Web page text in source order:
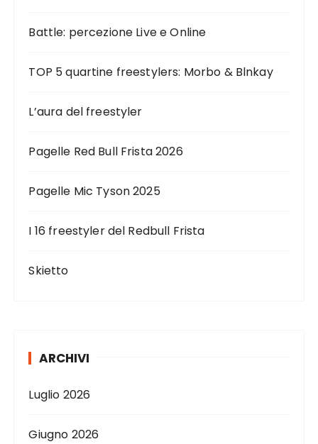
Battle: percezione Live e Online
TOP 5 quartine freestylers: Morbo & Blnkay
L’aura del freestyler
Pagelle Red Bull Frista 2026
Pagelle Mic Tyson 2025
I 16 freestyler del Redbull Frista
Skietto
ARCHIVI
Luglio 2026
Giugno 2026